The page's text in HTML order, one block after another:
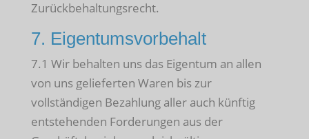
Zurückbehaltungsrecht.
7. Eigentumsvorbehalt
7.1 Wir behalten uns das Eigentum an allen
von uns gelieferten Waren bis zur
vollständigen Bezahlung aller auch künftig
entstehenden Forderungen aus der